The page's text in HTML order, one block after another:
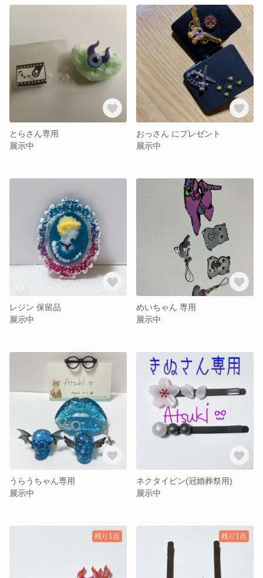
とらさん専用
展示中
おっさん にプレゼント
展示中
レジン 保留品
展示中
めいちゃん 専用
展示中
うらうちゃん専用
展示中
ネクタイピン(冠婚葬祭用)
展示中
残り1点 残り1点